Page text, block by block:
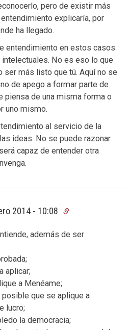
pero de existir más
explicaría, por
ha llegado.
entendimiento en estos casos
No es eso lo que
ser más listo que tú. Aquí no se
de apego a formar parte de
piensa de una misma forma o
uno mismo.
al servicio de la
ideas. No se puede razonar
capaz de entender otra
2014 - 10:08
además de ser
aplicar;
a Menéame;
que se aplique a
lucro;
la democracia;